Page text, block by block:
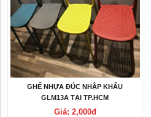
GHẾ NHỰA ĐÚC NHẬP KHẨU
GLM13A TẠI TP.HCM
Giá: 2,000đ